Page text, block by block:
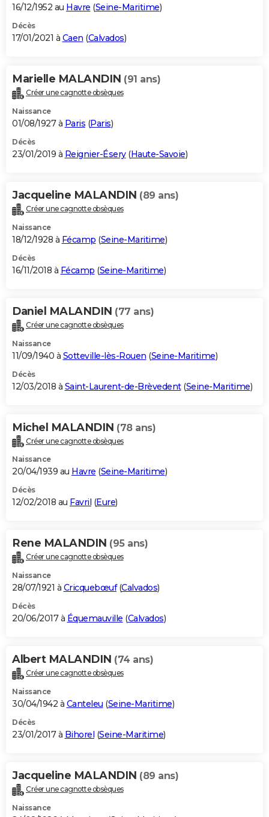
16/12/1952 au Havre (Seine-Maritime)
Décès
17/01/2021 à Caen (Calvados)
Marielle MALANDIN (91 ans)
Créer une cagnotte obsèques
Naissance
01/08/1927 à Paris (Paris)
Décès
23/01/2019 à Reignier-Ésery(Haute-Savoie)
Jacqueline MALANDIN (89 ans)
Créer une cagnotte obsèques
Naissance
18/12/1928 à Fécamp (Seine-Maritime)
Décès
16/11/2018 à Fécamp (Seine-Maritime)
Daniel MALANDIN (77 ans)
Créer une cagnotte obsèques
Naissance
11/09/1940 à Sotteville-lès-Rouen (Seine-Maritime)
Décès
12/03/2018 à Saint-Laurent-de-Brèvedent(Seine-Maritime)
Michel MALANDIN (78 ans)
Créer une cagnotte obsèques
Naissance
20/04/1939 au Havre (Seine-Maritime)
Décès
12/02/2018 au Favril (Eure)
Rene MALANDIN (95 ans)
Créer une cagnotte obsèques
Naissance
28/07/1921 à Cricquebœuf(Calvados)
Décès
20/06/2017 à Équemauville (Calvados)
Albert MALANDIN (74 ans)
Créer une cagnotte obsèques
Naissance
30/04/1942 à Canteleu (Seine-Maritime)
Décès
23/01/2017 à Bihorel (Seine-Maritime)
Jacqueline MALANDIN (89 ans)
Créer une cagnotte obsèques
Naissance